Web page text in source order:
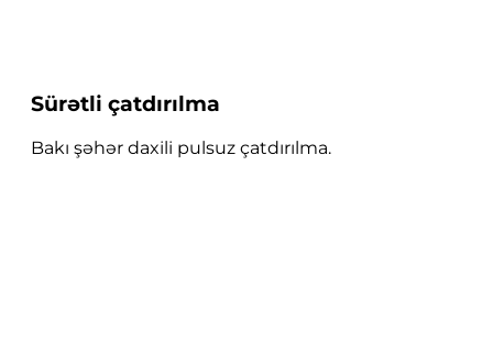
Sürətli çatdırılma
Bakı şəhər daxili pulsuz çatdırılma.